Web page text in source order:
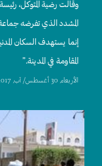
وقالت رضية المتوكل،
المشدد الذي تفرضه
إنما يستهدف السكان
المقاومة في المدينة.”
اﻷربعاء, 30 أغسطس/ آب, 2017